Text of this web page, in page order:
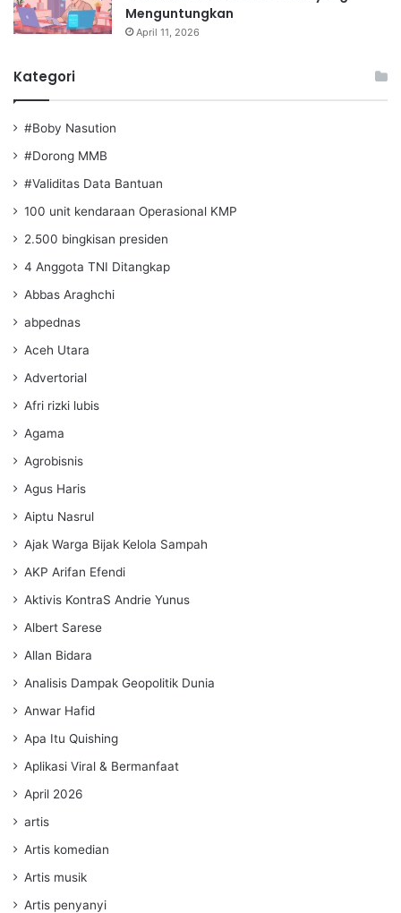
Menguntungkan
April 11, 2026
Kategori
#Boby Nasution
#Dorong MMB
#Validitas Data Bantuan
100 unit kendaraan Operasional KMP
2.500 bingkisan presiden
4 Anggota TNI Ditangkap
Abbas Araghchi
abpednas
Aceh Utara
Advertorial
Afri rizki lubis
Agama
Agrobisnis
Agus Haris
Aiptu Nasrul
Ajak Warga Bijak Kelola Sampah
AKP Arifan Efendi
Aktivis KontraS Andrie Yunus
Albert Sarese
Allan Bidara
Analisis Dampak Geopolitik Dunia
Anwar Hafid
Apa Itu Quishing
Aplikasi Viral & Bermanfaat
April 2026
artis
Artis komedian
Artis musik
Artis penyanyi